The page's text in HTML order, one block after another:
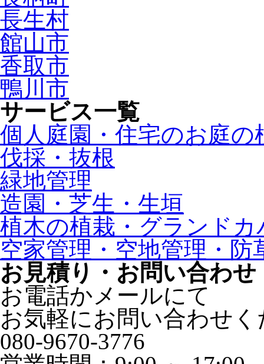
長生村
館山市
香取市
鴨川市
サービス一覧
個人庭園・住宅のお庭の
伐採・抜根
緑地管理
造園・芝生・生垣
植木の植栽・グランドカ
空家管理・空地管理・防
お見積り・お問い合わせ
お電話かメールにて
お気軽にお問い合わせ
080-9670-3776